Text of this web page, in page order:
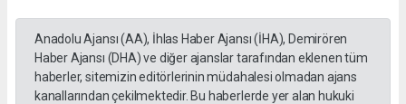
Anadolu Ajansı (AA), İhlas Haber Ajansı (İHA), Demirören
Haber Ajansı (DHA) ve diğer ajanslar tarafından eklenen tüm
haberler, sitemizin editörlerinin müdahalesi olmadan ajans
kanallarından çekilmektedir. Bu haberlerde yer alan hukuki